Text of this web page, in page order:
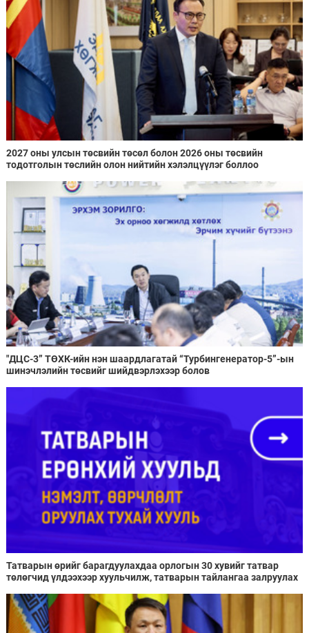
2027 оны улсын төсвийн төсөл болон 2026 оны төсвийн
тодотголын төслийн олон нийтийн хэлэлцүүлэг боллоо
"ДЦС-3” ТӨХК-ийн нэн шаардлагатай “Турбингенератор-5”-ын
шинэчлэлийн төсвийг шийдвэрлэхээр болов
Татварын өрийг барагдуулахдаа орлогын 30 хувийг татвар
төлөгчид үлдээхээр хуульчилж, татварын тайлангаа залруулах